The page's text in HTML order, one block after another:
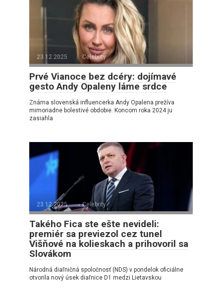
23.12.2025 Celebrity
Prvé Vianoce bez dcéry: dojímavé
gesto Andy Opaleny láme srdce
Známa slovenská influencerka Andy Opalena prežíva
mimoriadne bolestivé obdobie. Koncom roka 2024 ju
zasiahla
23.12.2025 Celebrity
Takého Fica ste ešte nevideli:
premiér sa previezol cez tunel
Višňové na kolieskach a prihovoril sa
Slovákom
Národná diaľničná spoločnosť (NDS) v pondelok oficiálne
otvorila nový úsek diaľnice D1 medzi Lietavskou